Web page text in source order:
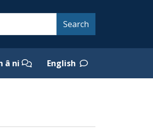
Search
â ni English